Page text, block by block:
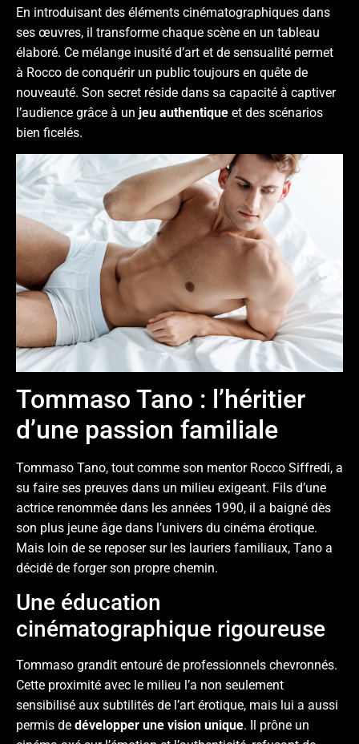
En introduisant des éléments cinématographiques dans
ses œuvres, il transforme chaque scène en un tableau
élaboré. Ce mélange inusité d’art et de sensualité permet
à Rocco de conquérir un public toujours en quête de
nouveauté. Son secret réside dans sa capacité à captiver
l’audience grâce à un jeu authentique et des scénarios
bien ficelés.
Tommaso Tano : l’héritier
d’une passion familiale
Tommaso Tano, tout comme son mentor Rocco Siffredi, a
su faire ses preuves dans un milieu exigeant. Fils d’une
actrice renommée dans les années 1990, il a baigné dès
son plus jeune âge dans l’univers du cinéma érotique.
Mais loin de se reposer sur les lauriers familiaux, Tano a
décidé de forger son propre chemin.
Une éducation
cinématographique rigoureuse
Tommaso grandit entouré de professionnels chevronnés.
Cette proximité avec le milieu l’a non seulement
sensibilisé aux subtilités de l’art érotique, mais lui a aussi
permis de développer une vision unique. Il prône un